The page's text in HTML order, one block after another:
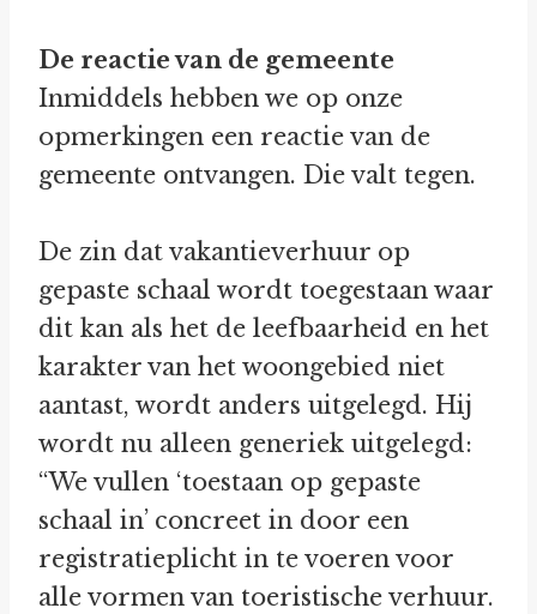
De reactie van de gemeente
Inmiddels hebben we op onze
opmerkingen een reactie van de
gemeente ontvangen. Die valt tegen.
De zin dat vakantieverhuur op
gepaste schaal wordt toegestaan waar
dit kan als het de leefbaarheid en het
karakter van het woongebied niet
aantast, wordt anders uitgelegd. Hij
wordt nu alleen generiek uitgelegd:
“We vullen ‘toestaan op gepaste
schaal in’ concreet in door een
registratieplicht in te voeren voor
alle vormen van toeristische verhuur.